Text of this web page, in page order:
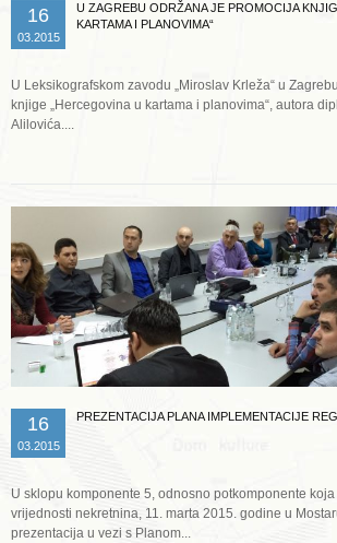
16
03.2015
U ZAGREBU ODRŽANA JE PROMOCIJA
KARTAMA I PLANOVIMA“
U Leksikografskom zavodu „Miroslav Krleža“ u
knjige „Hercegovina u kartama i planovima“, autora
Alilovića....
16
03.2015
PREZENTACIJA PLANA IMPLEMENTACIJE
U sklopu komponente 5, odnosno potkomponente
vrijednosti nekretnina, 11. marta 2015. godine u
prezentacija u vezi s Planom...